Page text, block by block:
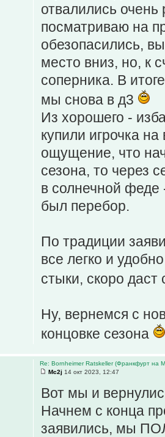
отвалились очень
посматриваю на
обезопасились,
место вниз, но, к
соперника. В
мы снова в д3
Из хорошего -
купили игрочка
ощущение, что
сезона, то через
в солнечной феде
был перебор.
По традиции
все легко и
стыки, скоро даст
Ну, вернемся с
концовке сезона
Re: Bornheimer Ratskeller (Франкфурт на
Mc2j 14 окт 2023, 12:47
Вот мы и
Начнем с конца
заявились, мы